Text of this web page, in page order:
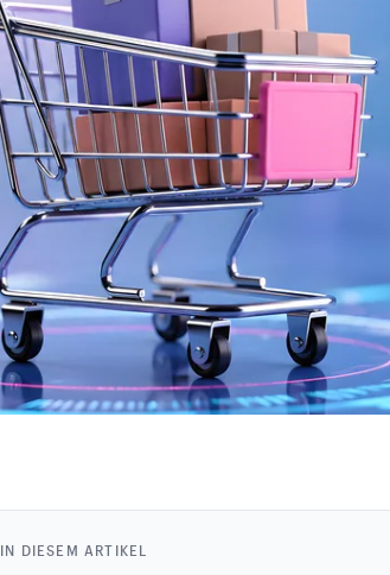
IN DIESEM ARTIKEL